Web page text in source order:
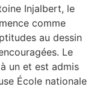
Injalbert, le
comme
au dessin
Le
un et est admis
École nationale